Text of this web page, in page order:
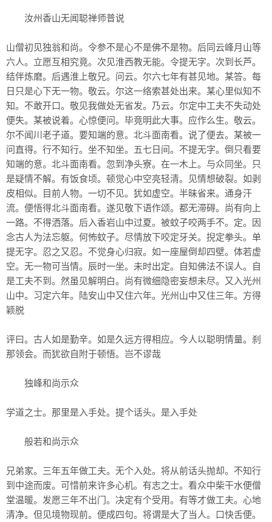
汝州香山无闻聪禅师普说
山僧初见独翁和尚。令参不是心不是佛不是物。后同云峰月山等
六人。立愿互相究竟。次见淮西教无能。令提无字。次到长芦。
结伴炼磨。后遇淮上敬兄。问云。尔六七年有甚见地。某答。每
日只是心下无一物。敬云。尔这一络索甚处出来。某心里似知不
知。不敢开口。敬见我做处无省发。乃云。尔定中工夫不失动处
便失。某被说着。心惊便问。毕竟明此大事。应作么生。敬云。
尔不闻川老子道。要知端的意。北斗面南看。说了便去。某被一
问直得。行不知行。坐不知坐。五七日间。不提无字。倒只看要
知端的意。北斗面南看。忽到净头寮。在一木上。与众同坐。只
是疑情不解。有饭食顷。顿觉心中空亮轻清。见情想破裂。如剥
皮相似。目前人物。一切不见。犹如虚空。半昧省来。通身汗
流。便悟得北斗面南看。遂见敬下语作颂。都无滞碍。尚有向上
一路。不得洒落。后入香岩山中过夏。被蚊子咬两手不。定。因
念古人为法忘躯。何怖蚊子。尽情放下咬定牙关。掜定拳头。单
提无字。忍之又忍。不觉身心归寂。如一座屋倒却四壁。体若虚
空。无一物可当情。辰时一坐。未时出定。自知佛法不误人。自
是工夫不到。然虽见解明白。尚有微细隐密妄想未尽。又入光州
山中。习定六年。陆安山中又住六年。光州山中又住三年。方得
颖脱
评曰。古人如是勤辛。如是久远方得相应。今人以聪明情量。刹
那领会。而犹欲自附于顿悟。岂不谬哉
独峰和尚示众
学道之士。那里是入手处。提个话头。是入手处
般若和尚示众
兄弟家。三年五年做工夫。无个入处。将从前话头抛却。不知行
到中途而废。可惜前来许多心机。有志之士。看众中柴干水便僧
堂温暖。发愿三年不出门。决定有个受用。有等才做工夫。心地
清净。但见境物现前。便成四句。将谓是大了当人。口快舌便。